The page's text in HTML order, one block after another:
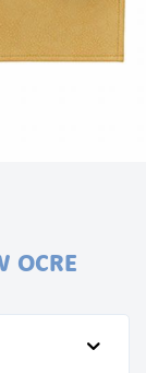
OCRE